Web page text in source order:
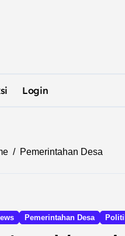
Login
Pemerintahan Desa
Pemerintahan Desa